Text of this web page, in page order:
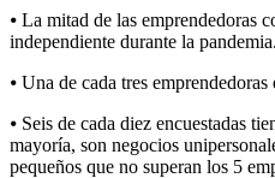
⦁ La mitad de las emprendedoras
independiente durante la pandemia.
⦁ Una de cada tres
⦁ Seis de cada diez encuestadas
mayoría, son negocios
pequeños que no superan los 5